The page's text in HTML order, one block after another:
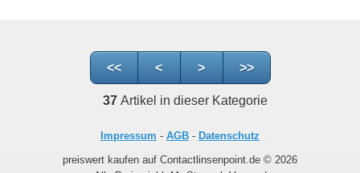
<< < > >>
37Artikel in dieser Kategorie
Impressum - AGB - Datenschutz
preiswert kaufen auf Contactlinsenpoint.de © 2026